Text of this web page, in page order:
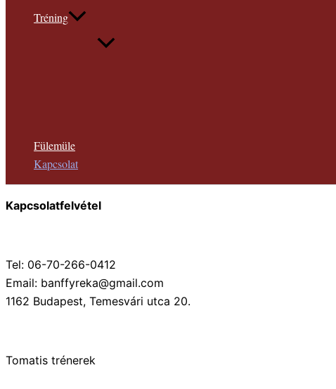
Tréning
Fülemüle
Kapcsolat
Kapcsolatfelvétel
Tel: 06-70-266-0412
Email: banffyreka@gmail.com
1162 Budapest, Temesvári utca 20.
Tomatis trénerek